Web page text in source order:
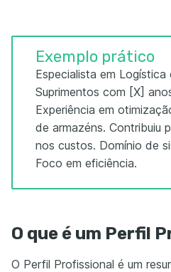
Exemplo prático
Especialista em Logística
Suprimentos com [X]
Experiência em
de armazéns. Contribuiu
nos custos. Domínio de
Foco em eficiência.
O que é um Perfil
O Perfil Profissional é um